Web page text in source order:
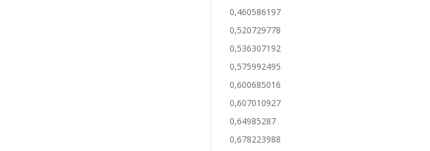
0,460586197
0,520729778
0,536307192
0,575992495
0,600685016
0,607010927
0,64985287
0,678223988